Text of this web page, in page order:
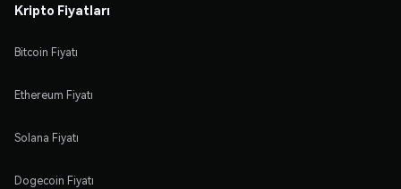
Kripto Fiyatları
Bitcoin Fiyatı
Ethereum Fiyatı
Solana Fiyatı
Dogecoin Fiyatı